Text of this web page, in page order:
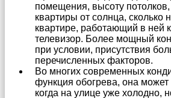
помещения, высоту
квартиры от солнца, сколько
квартире, работающий в ней
телевизор. Более мощный
при условии, присутствия
перечисленных факторов.
Во многих современных
функция обогрева, она может
когда на улице уже холодно,